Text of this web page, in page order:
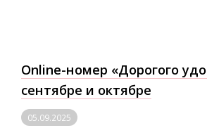
Online-номер «Дорогого
сентябре и октябре
05.09.2025